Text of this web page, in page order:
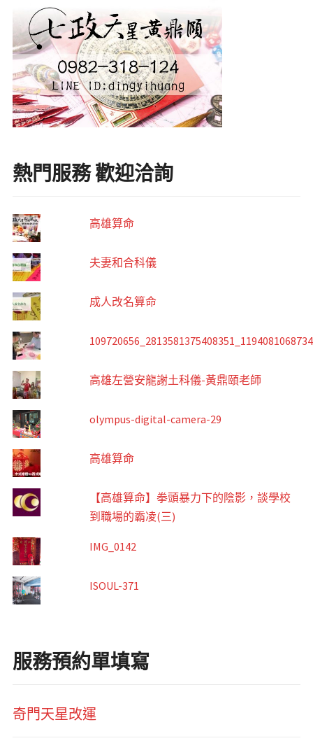
熱門服務 歡迎洽詢
高雄算命
夫妻和合科儀
成人改名算命
高雄左營安龍謝土科儀-黃鼎頤老師
olympus-digital-camera-29
高雄算命
【高雄算命】拳頭暴力下的陰影，談學校
到職場的霸凌(三)
IMG_0142
ISOUL-371
服務預約單填寫
奇門天星改運